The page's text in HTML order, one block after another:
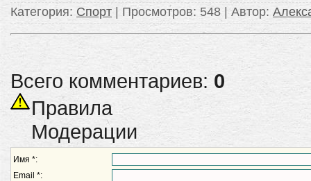
Категория: Спорт | Просмотров: 548 | Автор:
Всего комментариев: 0
Правила
Модерации
Имя *:
Email *: